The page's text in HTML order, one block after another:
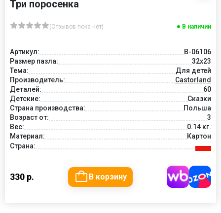
Три поросенка
(Отзывов пока нет) В наличии
Артикул:
В-06106
Размер пазла:
32x23
Тема:
Для детей
Производитель:
Castorland
Деталей:
60
Детские:
Сказки
Страна производства:
Польша
Возраст от:
3
Вес:
0.14 кг.
Материал:
Картон
Страна:
330 р. В корзину